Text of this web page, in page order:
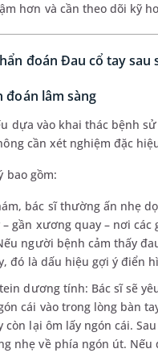
hơn và cần theo dõi kỹ
đoán Đau cổ tay sau
đoán lâm sàng
dựa vào khai thác bệnh
cần xét nghiệm đặc
bao gồm:
bác sĩ thường ấn nhẹ
– gần xương quay – nơi các
người bệnh cảm thấy
đó là dấu hiệu gợi ý điển
dương tính: Bác sĩ sẽ
cái vào trong lòng bàn
còn lại ôm lấy ngón cái.
nhẹ về phía ngón út. Nếu